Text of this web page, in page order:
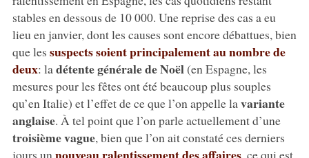
stables en dessous de 10 000. Une reprise des cas a eu
lieu en janvier, dont les causes sont encore débattues, bien
que les suspects soient principalement au nombre de
deux: la détente générale de Noël(en Espagne, les
mesures pour les fêtes ont été beaucoup plus souples
qu’en Italie) et l’effet de ce que l’on appelle la variante
anglaise. À tel point que l’on parle actuellement d’une
troisième vague, bien que l’on ait constaté ces derniers
jours un nouveau ralentissement des affaires, ce qui est